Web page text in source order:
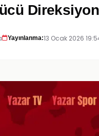
Yayınlanma:13 Ocak 2026